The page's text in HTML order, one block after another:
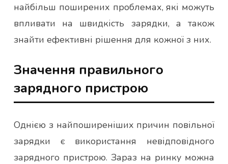
найбільш поширених проблемах, які можуть
впливати на швидкість зарядки, а також
знайти ефективні рішення для кожної з них.
Значення правильного
зарядного пристрою
Однією з найпоширеніших причин повільної
зарядки є використання невідповідного
зарядного пристрою. Зараз на ринку можна